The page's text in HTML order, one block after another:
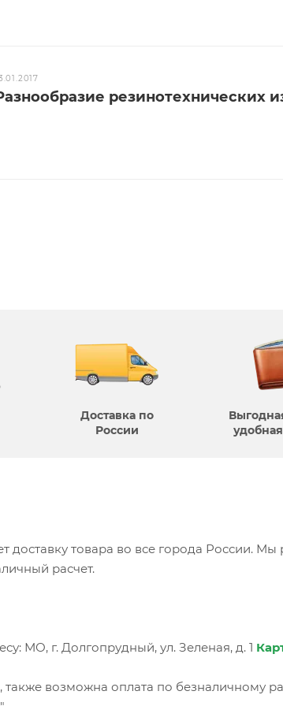
резинотехнических
Доставка по
России
доставку товара во все города России.
расчет.
МО, г. Долгопрудный, ул. Зеленая, д. 1
возможна оплата по безналичному